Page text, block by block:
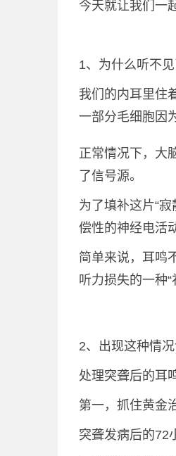
今天就让我们一
1、为什么听不
我们的内耳里住
一部分毛细胞因
正常情况下，大
了信号源。
为了填补这片“
偿性的神经电活
简单来说，耳鸣
听力损失的一种“
2、出现这种情况
处理突聋后的耳
第一，抓住黄金
突聋发病后的72